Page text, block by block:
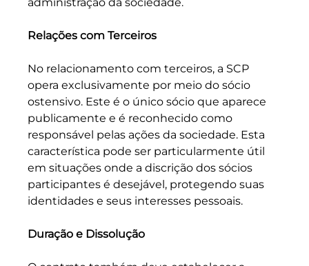
Relações com Terceiros
No relacionamento com terceiros, a SCP
opera exclusivamente por meio do sócio
ostensivo. Este é o único sócio que aparece
publicamente e é reconhecido como
responsável pelas ações da sociedade. Esta
característica pode ser particularmente útil
em situações onde a discrição dos sócios
participantes é desejável, protegendo suas
identidades e seus interesses pessoais.
Duração e Dissolução